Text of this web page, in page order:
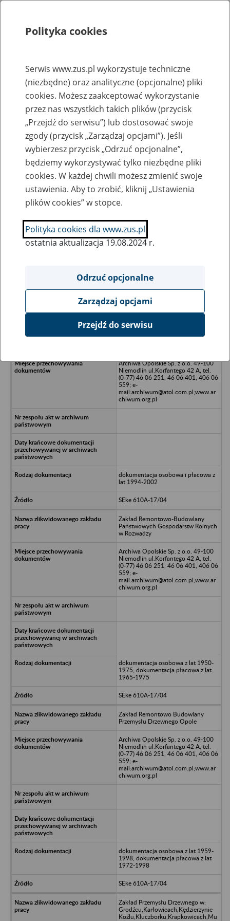
Rejestry, ewidencje i archiwa
Baza zlikwidowanych lub
przekształconych zakładów pracy
Nazwa zakładu pracy:
SZUKAJ
Ukryj wszystkie pozycje bazy
MARKO sp. z o.o., Olsztyn
Archiwa Opolskie Sp. z o.o. 49-100
Niemodlin ul.Korfantego 42 A, tel.
(0-77) 46 06 251, 46 06 401, 406 06
559; e-
mail:archiwum@atol.com.pl;www.ar
chiwum.org.pl
dokumentacja osobowa i płacowa z
lat 1994-2002
SEke 610A-17/04
Zakład Remontowo-Budowlany
Państwowych Gospodarstw Rolnych
w Rozwadzy
Archiwa Opolskie Sp. z o.o. 49-100
Niemodlin ul.Korfantego 42 A, tel.
(0-77) 46 06 251, 46 06 401, 406 06
559; e-
mail:archiwum@atol.com.pl;www.ar
chiwum.org.pl
dokumentacja osobowa z lat 1950-
1975, dokumentacja płacowa z lat
1965-1975
SEke 610A-17/04
Zakład Remontowo Budowlany
Przemysłu Drzewnego Opole
Archiwa Opolskie Sp. z o.o. 49-100
Niemodlin ul.Korfantego 42 A, tel.
(0-77) 46 06 251, 46 06 401, 406 06
559; e-
mail:archiwum@atol.com.pl;www.ar
chiwum.org.pl
dokumentacja osobowa z lat 1959-
1998, dokumentacja płacowa z lat
1972-1998
SEke 610A-17/04
Zakład Przemysłu Drzewnego w:
Grodźcu,Karłowicach,Kędzierzynie
Koźlu,Kluczborku,Krapkowicach,Mu
Polityka cookies
Serwis www.zus.pl wykorzystuje techniczne
(niezbędne) oraz analityczne (opcjonalne) pliki
cookies. Możesz zaakceptować wykorzystanie
przez nas wszystkich takich plików (przycisk
„Przejdź do serwisu”) lub dostosować swoje
zgody (przycisk „Zarządzaj opcjami”). Jeśli
wybierzesz przycisk „Odrzuć opcjonalne”,
będziemy wykorzystywać tylko niezbędne pliki
cookies. W każdej chwili możesz zmienić swoje
ustawienia. Aby to zrobić, kliknij „Ustawienia
plików cookies” w stopce.
Polityka cookies dla www.zus.pl
ostatnia aktualizacja 19.08.2024 r.
Odrzuć opcjonalne
Zarządzaj opcjami
Przejdź do serwisu